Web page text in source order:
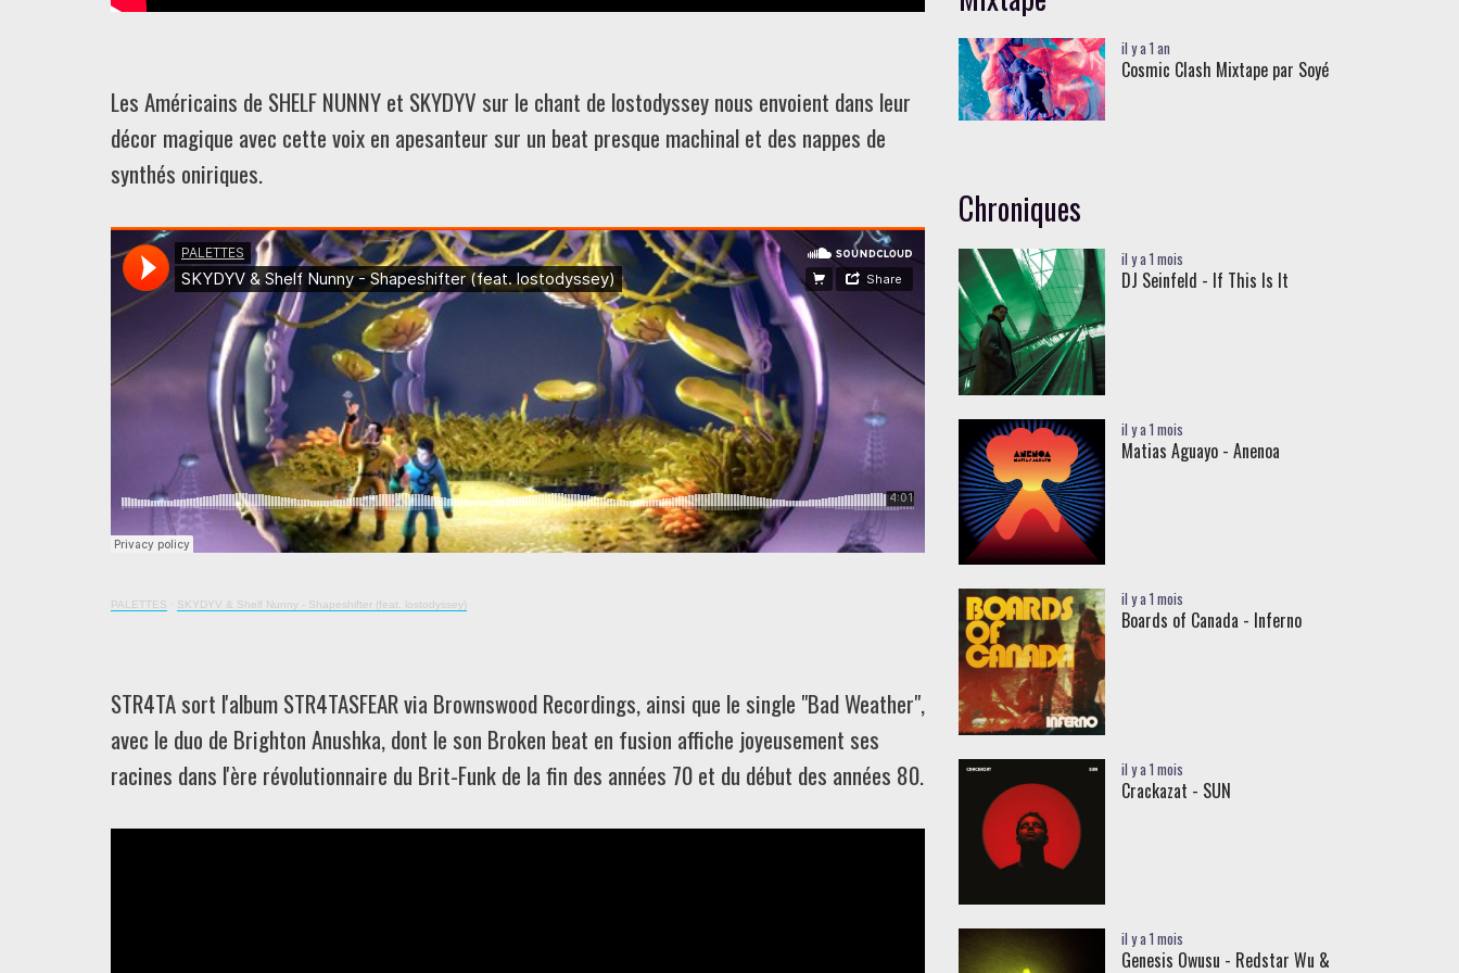
Les Américains de SHELF NUNNY et SKYDYV sur le chant de lostodyssey nous envoient dans leur
décor magique avec cette voix en apesanteur sur un beat presque machinal et des nappes de
synthés oniriques.
PALETTES · SKYDYV & Shelf Nunny - Shapeshifter (feat. lostodyssey)
STR4TA sort l'album STR4TASFEAR via Brownswood Recordings, ainsi que le single "Bad Weather",
avec le duo de Brighton Anushka, dont le son Broken beat en fusion affiche joyeusement ses
racines dans l'ère révolutionnaire du Brit-Funk de la fin des années 70 et du début des années 80.
il y a 1 an
Cosmic Clash Mixtape par Soyé
Chroniques
il y a 1 mois
DJ Seinfeld - If This Is It
il y a 1 mois
Matias Aguayo - Anenoa
il y a 1 mois
Boards of Canada - Inferno
il y a 1 mois
Crackazat - SUN
il y a 1 mois
Genesis Owusu - Redstar Wu &